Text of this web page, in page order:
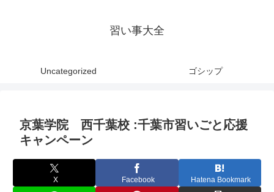
習い事大全
Uncategorized ゴシップ
京葉学院 西千葉校 :千葉市習いごと応援
キャンペーン
X Facebook Hatena Bookmark